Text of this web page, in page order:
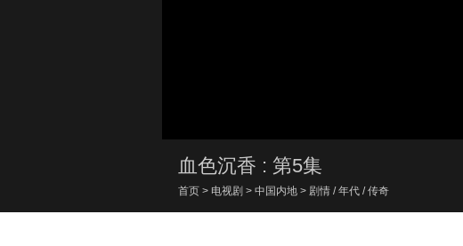
血色沉香 : 第5集
首页 > 电视剧 > 中国内地 > 剧情 / 年代 / 传奇